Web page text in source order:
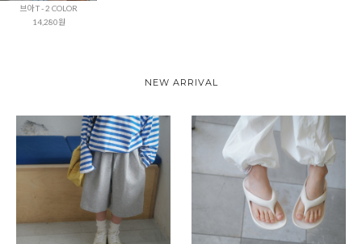
브아 T - 2 COLOR
14,280원
NEW ARRIVAL